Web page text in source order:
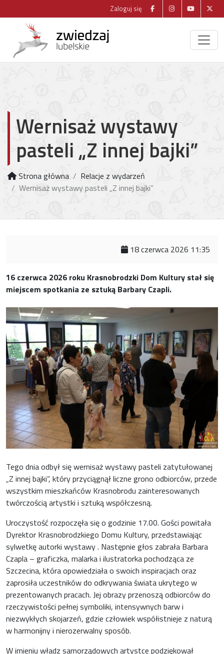
Zaloguj się
Wernisaż wystawy
pasteli „Z innej bajki”
Strona główna
Relacje z wydarzeń
Wernisaż wystawy pasteli „Z innej bajki”
18 czerwca 2026 11:35
16 czerwca 2026 roku Krasnobrodzki Dom Kultury stał się
miejscem spotkania ze sztuką Barbary Czapli.
Tego dnia odbył się wernisaż wystawy pasteli zatytułowanej
„Z innej bajki”, który przyciągnął liczne grono odbiorców, przede
wszystkim mieszkańców Krasnobrodu zainteresowanych
twórczością artystki i sztuką współczesną.
Uroczystość rozpoczęła się o godzinie 17.00. Gości powitała
Dyrektor Krasnobrodzkiego Domu Kultury, przedstawiając
sylwetkę autorki wystawy . Następnie głos zabrała Barbara
Czapla – graficzka, malarka i ilustratorka pochodząca ze
Szczecina, która opowiedziała o swoich inspiracjach oraz
zaprosiła uczestników do odkrywania świata ukrytego w
prezentowanych pracach. Jej obrazy przenoszą odbiorców do
rzeczywistości pełnej symboliki, intensywnych barw i
niezwykłych skojarzeń, gdzie człowiek współistnieje z naturą
w harmonijny i nierozerwalny sposób.
W imieniu władz samorządowych artystce podziękował